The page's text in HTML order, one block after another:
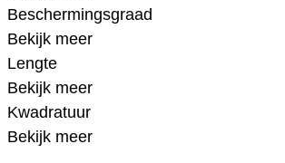
Beschermingsgraad
Bekijk meer
Lengte
Bekijk meer
Kwadratuur
Bekijk meer